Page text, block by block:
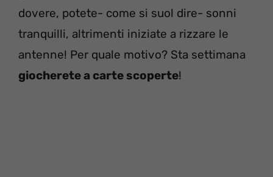
dovere, potete- come si suol dire- sonni
tranquilli, altrimenti iniziate a rizzare le
antenne! Per quale motivo? Sta settimana
giocherete a carte scoperte!